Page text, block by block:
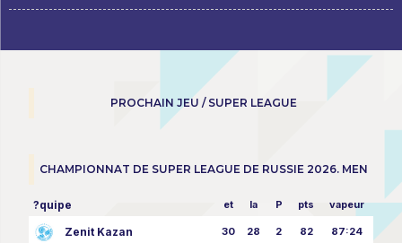
PROCHAIN JEU / SUPER LEAGUE
CHAMPIONNAT DE SUPER LEAGUE DE RUSSIE 2026. MEN
?quipe et la P pts vapeur
Zenit Kazan 30 28 2 82 87:24